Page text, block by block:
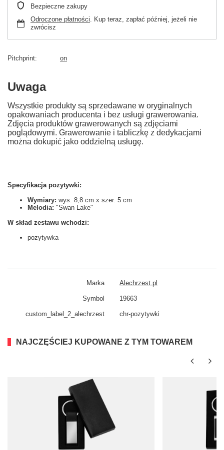
Bezpieczne zakupy
Odroczone płatności. Kup teraz, zapłać później, jeżeli nie
zwrócisz
Pitchprint on
Uwaga
Wszystkie produkty są sprzedawane w oryginalnych
opakowaniach producenta i bez usługi grawerowania.
Zdjęcia produktów grawerowanych są zdjęciami
poglądowymi. Grawerowanie i tabliczkę z dedykacjami
można dokupić jako oddzielną usługę.
Specyfikacja pozytywki:
Wymiary: wys. 8,8 cm x szer. 5 cm
Melodia: "Swan Lake"
W skład zestawu wchodzi:
pozytywka
Marka Alechrzest.pl
Symbol 19663
custom_​label_​2_alechrzest chr-pozytywki
NAJCZĘŚCIEJ KUPOWANE Z TYM TOWAREM